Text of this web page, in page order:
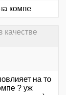
компе
качестве
на то
? уж